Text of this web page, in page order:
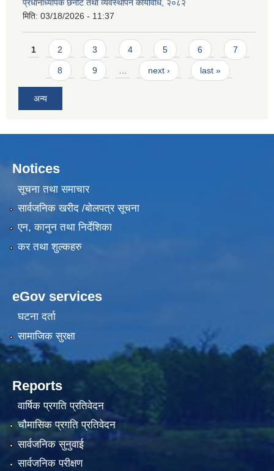
प्रधानाध्यापक छनौट तथा व्यवस्थापन कार्यविधि, २०८२
मिति: 03/18/2026 - 11:37
Pages
1 2 3 4 5 6 7
8 9 next › last »
अन्य
Notices
सूचना तथा समाचार
सार्वजनिक खरीद /बोलपत्र सूचना
एन, कानुन तथा निर्देशिका
कर तथा शुल्कहरु
eGov services
घटना दर्ता
सामाजिक सुरक्षा
Reports
वार्षिक प्रगति प्रतिवेदन
चौमासिक प्रगति प्रतिवेदन
सार्वजनिक सुनुवाई
सार्वजनिक परीक्षण